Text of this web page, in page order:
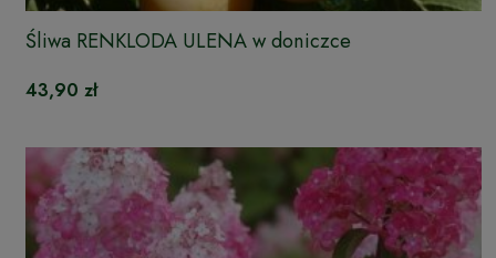
Śliwa RENKLODA ULENA w doniczce
43,90 zł